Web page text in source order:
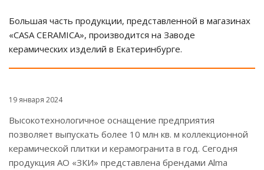
Большая часть продукции, представленной в магазинах
«CASA CERAMICA», производится на Заводе
керамических изделий в Екатеринбурге.
19 января 2024
Высокотехнологичное оснащение предприятия
позволяет выпускать более 10 млн кв. м коллекционной
керамической плитки и керамогранита в год. Сегодня
продукция АО «ЗКИ» представлена брендами Alma